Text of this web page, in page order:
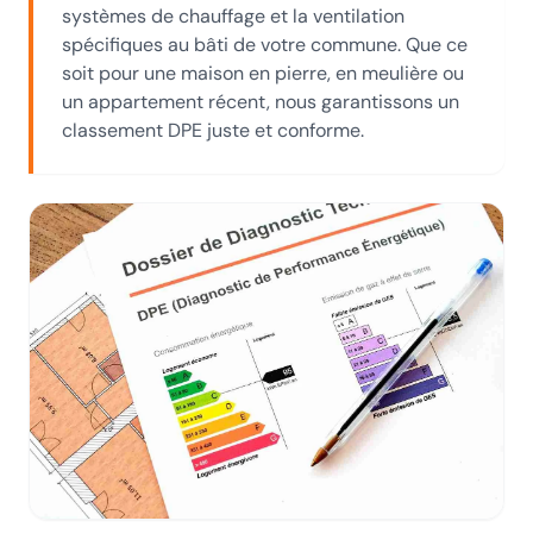
systèmes de chauffage et la ventilation
spécifiques au bâti de votre commune. Que ce
soit pour une maison en pierre, en meulière ou
un appartement récent, nous garantissons un
classement DPE juste et conforme.